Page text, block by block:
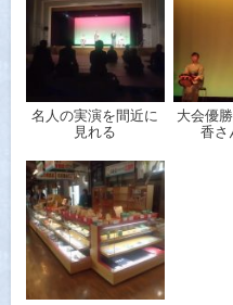
名人の実演を間近に
見れる
大会優
香さ